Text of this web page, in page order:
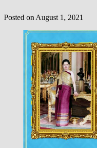
Posted on August 1, 2021